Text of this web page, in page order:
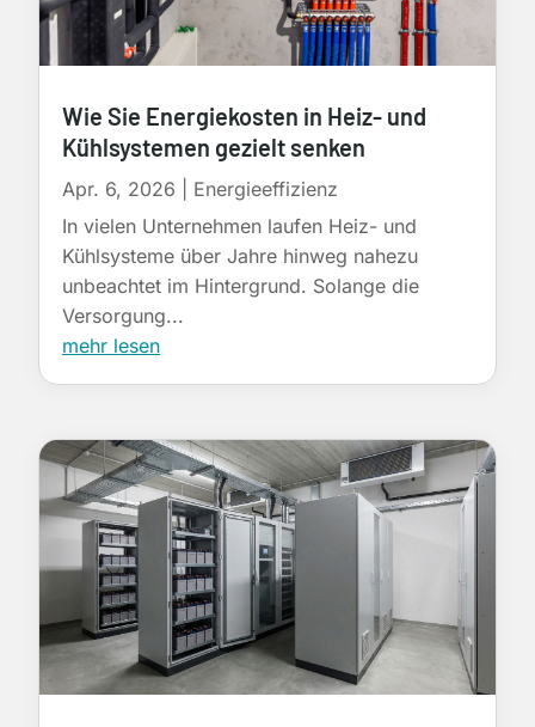
Wie Sie Energiekosten in Heiz- und
Kühlsystemen gezielt senken
Apr. 6, 2026
Energieeffizienz
In vielen Unternehmen laufen Heiz- und
Kühlsysteme über Jahre hinweg nahezu
unbeachtet im Hintergrund. Solange die
Versorgung...
mehr lesen